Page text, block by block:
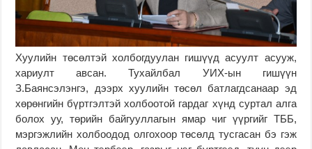
Хуулийн төсөлтэй холбогдуулан гишүүд асуулт асууж,
хариулт авсан. Тухайлбал УИХ-ын гишүүн
З.Баянсэлэнгэ, дээрх хуулийн төсөл батлагдсанаар эд
хөрөнгийн бүртгэлтэй холбоотой гардаг хүнд суртал алга
болох уу, төрийн байгууллагын ямар чиг үүргийг ТББ,
мэргэжлийн холбоодод олгохоор төсөлд тусгасан бэ гэж